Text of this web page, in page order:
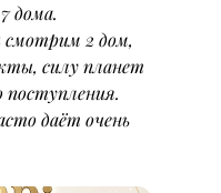
дома.
смотрим 2 дом,
силу планет
поступления.
даёт очень